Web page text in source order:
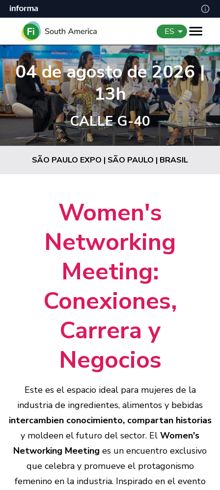
ES
04 de agosto de 2026 |
13h
CALLE G-40
SÃO PAULO EXPO | SÃO PAULO | BRASIL
Women's
Networking
Meeting:
Conexiones,
Carrera y
Negocios
Este es el espacio ideal para mujeres de la
industria de ingredientes, alimentos y bebidas
intercambien conocimiento, compartan historias
y moldeen el futuro del sector. El Women's
Networking Meeting es un encuentro exclusivo
que celebra y promueve el protagonismo
femenino en la industria. Inspirado en el evento